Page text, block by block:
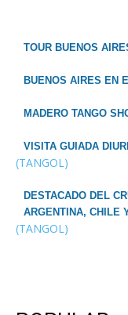
TOUR BUENOS
BUENOS AIRES EN
MADERO TANGO
VISITA GUIADA
(TANGOL)
DESTACADO DEL
ARGENTINA, CHILE
(TANGOL)